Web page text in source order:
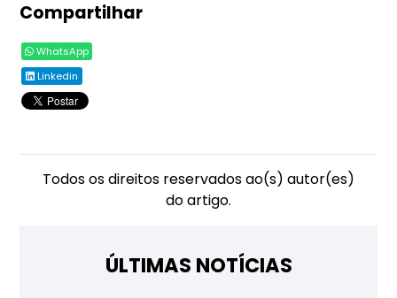
Compartilhar
WhatsApp
Linkedin
Todos os direitos reservados ao(s) autor(es)
do artigo.
ÚLTIMAS NOTÍCIAS